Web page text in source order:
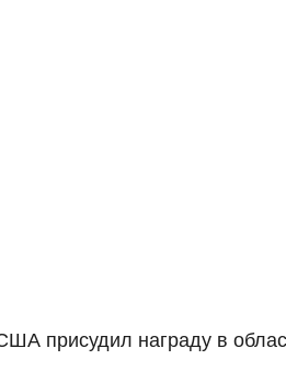
присудил награду в